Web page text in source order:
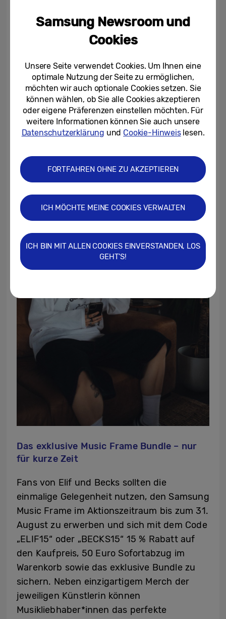
wegzudenken. Er eröffnet ihr eine kreative
Bühne, um mit ihren Fans nah zu sein:
im Zimmer hängt und vielleicht ist da sogar
ein Bild von uns beiden drin, weil wir uns
schon mal gesehen haben, dann habt ihr
vielleicht das Gefühl, dass ich bei euch im
Zimmer performe.“ Mehr Einblicke darüber,
wie Becks den Music Frame einsetzt, gibt es
Das exklusive Music Frame Bundle – nur
für kurze Zeit
Fans von Elif und Becks sollten die
einmalige Gelegenheit nutzen, den Samsung
Music Frame im Aktionszeitraum bis zum 31.
August zu erwerben und sich mit dem Code
„ELIF15“ oder „BECKS15“ 15 % Rabatt auf
den Kaufpreis, 50 Euro Sofortabzug im
Warenkorb sowie das exklusive Bundle zu
sichern. Neben einzigartigem Merch der
jeweiligen Künstlerin können
Musikliebhaber*innen das perfekte
Samsung Newsroom und
Cookies
Unsere Seite verwendet Cookies. Um Ihnen eine
optimale Nutzung der Seite zu ermöglichen,
möchten wir auch optionale Cookies setzen. Sie
können wählen, ob Sie alle Cookies akzeptieren
oder eigene Präferenzen einstellen möchten. Für
weitere Informationen können Sie auch unsere
Datenschutzerklärung und Cookie-Hinweislesen.
FORTFAHREN OHNE ZU AKZEPTIEREN
ICH MÖCHTE MEINE COOKIES VERWALTEN
ICH BIN MIT ALLEN COOKIES EINVERSTANDEN, LOS
GEHT'S!